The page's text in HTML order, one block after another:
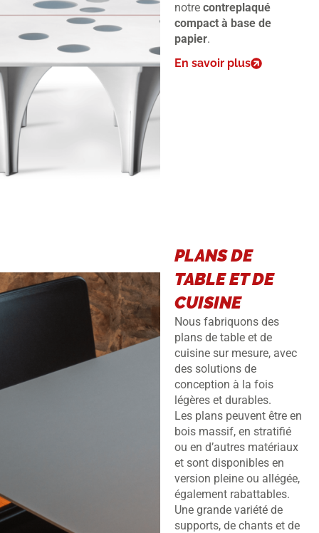
notrecontreplaqué
compact à base de
papier.
En savoir plus
PLANS DE
TABLE ET DE
CUISINE
Nous fabriquons des
plans de table et de
cuisine sur mesure, avec
des solutions de
conception à la fois
légères et durables.
Les plans peuvent être en
bois massif, en stratifié
ou en d’autres matériaux
et sont disponibles en
version pleine ou allégée,
également rabattables.
Une grande variété de
supports, de chants et de